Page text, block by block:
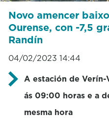
Novo amencer
Ourense, con -7,5
Randín
04/02/2023 14:44
A estación de
ás 09:00 horas e a
mesma hora